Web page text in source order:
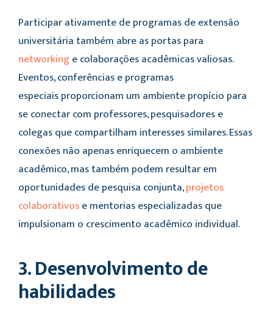
Participar ativamente de programas de extensão
universitária também abre as portas para
networking e colaborações acadêmicas valiosas.
Eventos, conferências e programas
especiais proporcionam um ambiente propício para
se conectar com professores, pesquisadores e
colegas que compartilham interesses similares. Essas
conexões não apenas enriquecem o ambiente
acadêmico, mas também podem resultar em
oportunidades de pesquisa conjunta,projetos
colaborativose mentorias especializadas que
impulsionam o crescimento acadêmico individual.
3. Desenvolvimento de
habilidades